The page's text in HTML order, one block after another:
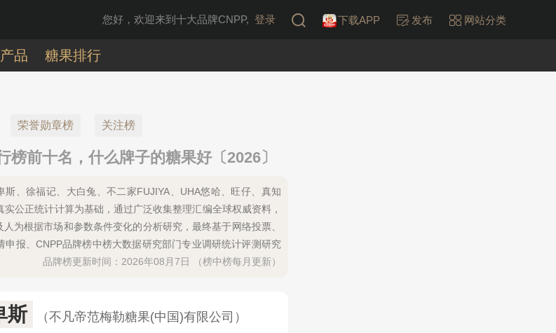
您好，欢迎来到十大品牌CNPP, 登录 下载APP 发布 网站分类
品 糖果排行
荣誉勋章榜 关注榜
前十名，什么牌子的糖果好〔2026〕
、徐福记、大白兔、不二家FUJIYA、UHA悠哈、旺仔、真知
公正统计计算为基础，通过广泛收集整理汇编全球权威资料，
为根据市场和参数条件变化的分析研究，最终基于网络投票、
报、CNPP品牌榜中榜大数据研究部门专业调研统计评测研究
品牌榜更新时间：2026年08月7日 （榜中榜每月更新）
斯 （不凡帝范梅勒糖果(中国)有限公司）